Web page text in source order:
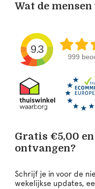
Wat de
9.3
999
Gratis €5,00
ontvangen?
Schrijf je in voor de
wekelijkse updates,